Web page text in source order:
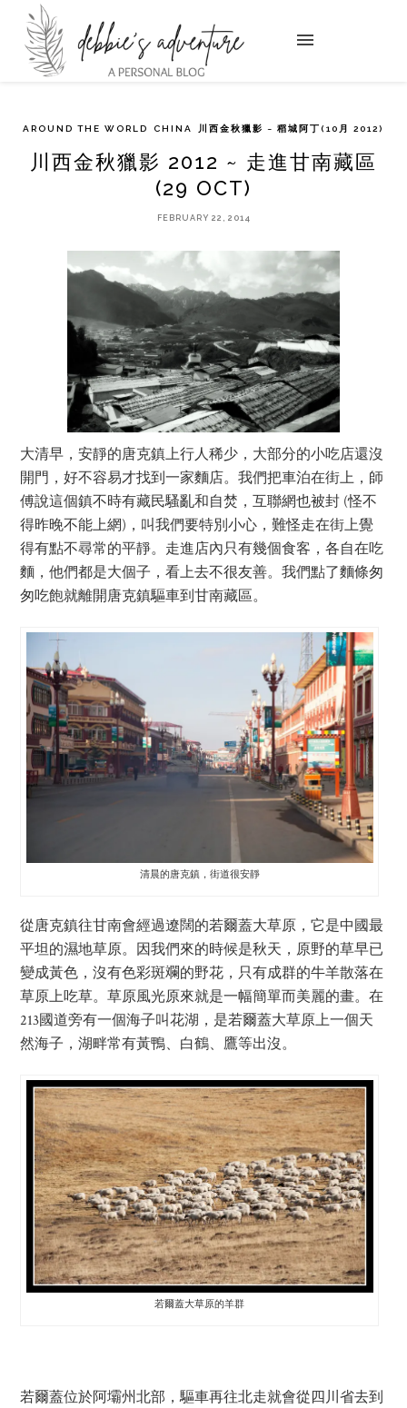
AROUND THE WORLD CHINA 川西金秋獵影 ~ 稻城阿丁(10月 2012)
川西金秋獵影 2012 ~ 走進甘南藏區
(29 OCT)
FEBRUARY 22, 2014
大清早，安靜的唐克鎮上行人稀少，大部分的小吃店還沒
開門，好不容易才找到一家麵店。我們把車泊在街上，師
傅說這個鎮不時有藏民騷亂和自焚，互聯網也被封 (怪不
得昨晚不能上網)，叫我們要特別小心，難怪走在街上覺
得有點不尋常的平靜。走進店內只有幾個食客，各自在吃
麵，他們都是大個子，看上去不很友善。我們點了麵條匆
匆吃飽就離開唐克鎮驅車到甘南藏區。
清晨的唐克鎮，街道很安靜
從唐克鎮往甘南會經過遼闊的若爾蓋大草原，它是中國最
平坦的濕地草原。因我們來的時候是秋天，原野的草早已
變成黃色，沒有色彩斑斕的野花，只有成群的牛羊散落在
草原上吃草。草原風光原來就是一幅簡單而美麗的畫。在
213國道旁有一個海子叫花湖，是若爾蓋大草原上一個天
然海子，湖畔常有黃鴨、白鶴、鷹等出沒。
若爾蓋大草原的羊群
若爾蓋位於阿壩州北部，驅車再往北走就會從四川省去到